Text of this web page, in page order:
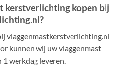
kerstverlichting kopen bij
vlaggenmastkerstverlichting.nl
kunnen wij uw vlaggenmast
werkdag leveren.